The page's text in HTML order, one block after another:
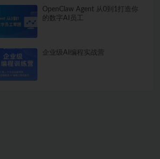
OpenClaw Agent 从0到1打造你
的数字AI员工
企业级AI编程实战营